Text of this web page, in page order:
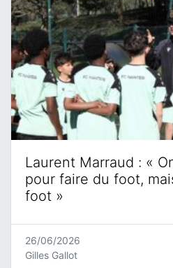
Laurent Marraud : «
pour faire du foot,
foot »
26/06/2026
Gilles Gallot